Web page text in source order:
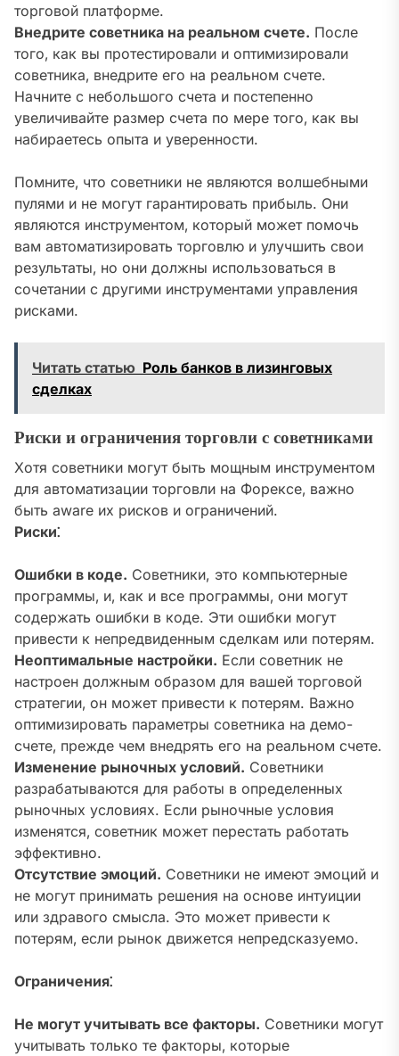
торговой платформе.
Внедрите советника на реальном счете. После
того‚ как вы протестировали и оптимизировали
советника‚ внедрите его на реальном счете.
Начните с небольшого счета и постепенно
увеличивайте размер счета по мере того‚ как вы
набираетесь опыта и уверенности.
Помните‚ что советники не являются волшебными
пулями и не могут гарантировать прибыль. Они
являются инструментом‚ который может помочь
вам автоматизировать торговлю и улучшить свои
результаты‚ но они должны использоваться в
сочетании с другими инструментами управления
рисками.
Читать статью Роль банков в лизинговых
сделках
Риски и ограничения торговли с советниками
Хотя советники могут быть мощным инструментом
для автоматизации торговли на Форексе‚ важно
быть aware их рисков и ограничений.
Риски⁚
Ошибки в коде. Советники, это компьютерные
программы‚ и‚ как и все программы‚ они могут
содержать ошибки в коде. Эти ошибки могут
привести к непредвиденным сделкам или потерям.
Неоптимальные настройки. Если советник не
настроен должным образом для вашей торговой
стратегии‚ он может привести к потерям. Важно
оптимизировать параметры советника на демо-
счете‚ прежде чем внедрять его на реальном счете.
Изменение рыночных условий. Советники
разрабатываются для работы в определенных
рыночных условиях. Если рыночные условия
изменятся‚ советник может перестать работать
эффективно.
Отсутствие эмоций. Советники не имеют эмоций и
не могут принимать решения на основе интуиции
или здравого смысла. Это может привести к
потерям‚ если рынок движется непредсказуемо.
Ограничения⁚
Не могут учитывать все факторы. Советники могут
учитывать только те факторы‚ которые